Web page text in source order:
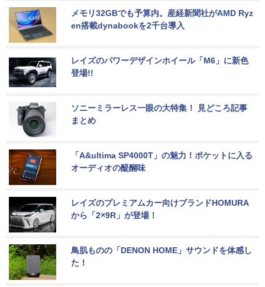
メモリ32GBでも予算内。産経新聞社がAMD Ryz
en搭載dynabookを2千台導入
レイズのパワーデザインホイール「M6」に新色
登場!!
ソニーミラーレス一眼の大特集！ 見どころ記事
まとめ
「A&ultima SP4000T」の魅力！ポケットに入る
オーディオの醍醐味
レイズのプレミアムカー向けブランドHOMURA
から「2×9R」が登場！
鳥肌ものの「DENON HOME」サウンドを体感し
た！